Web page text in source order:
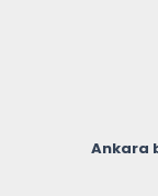
Ankara